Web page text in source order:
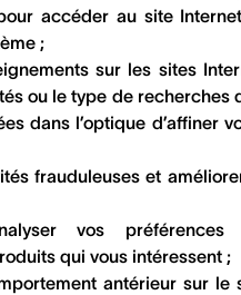
accéder au site
;
sur les sites
ou le type de recherches
dans l’optique d’affiner
frauduleuses et
vos préférences
qui vous intéressent ;
antérieur sur le